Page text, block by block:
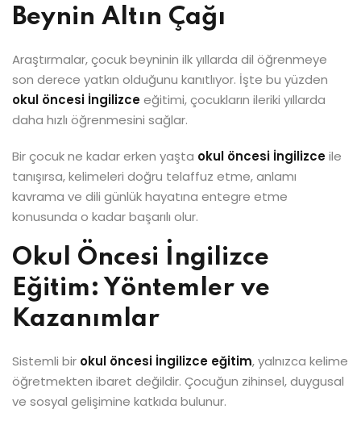
Beynin Altın Çağı
Araştırmalar, çocuk beyninin ilk yıllarda dil öğrenmeye
son derece yatkın olduğunu kanıtlıyor. İşte bu yüzden
okul öncesi İngilizceeğitimi, çocukların ileriki yıllarda
daha hızlı öğrenmesini sağlar.
Bir çocuk ne kadar erken yaşta okul öncesi İngilizceile
tanışırsa, kelimeleri doğru telaffuz etme, anlamı
kavrama ve dili günlük hayatına entegre etme
konusunda o kadar başarılı olur.
Okul Öncesi İngilizce
Eğitim: Yöntemler ve
Kazanımlar
Sistemli bir okul öncesi İngilizce eğitim, yalnızca kelime
öğretmekten ibaret değildir. Çocuğun zihinsel, duygusal
ve sosyal gelişimine katkıda bulunur.